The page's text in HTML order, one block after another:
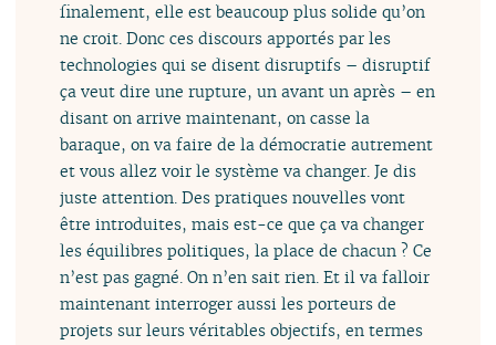
finalement, elle est beaucoup plus solide qu’on
ne croit. Donc ces discours apportés par les
technologies qui se disent disruptifs – disruptif
ça veut dire une rupture, un avant un après – en
disant on arrive maintenant, on casse la
baraque, on va faire de la démocratie autrement
et vous allez voir le système va changer. Je dis
juste attention. Des pratiques nouvelles vont
être introduites, mais est-ce que ça va changer
les équilibres politiques, la place de chacun ? Ce
n’est pas gagné. On n’en sait rien. Et il va falloir
maintenant interroger aussi les porteurs de
projets sur leurs véritables objectifs, en termes